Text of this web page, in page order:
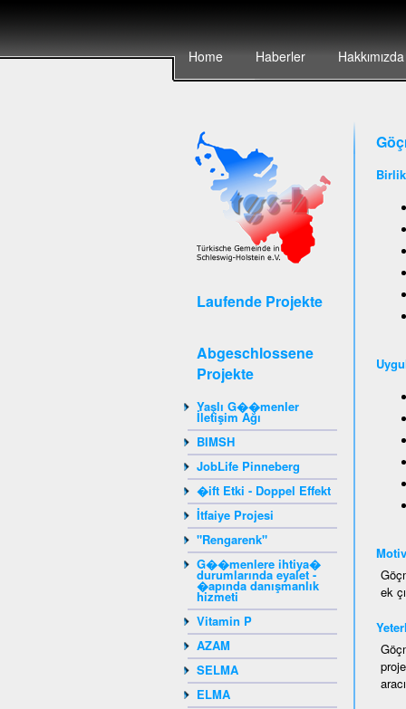
Home Haberler Hakkımızda
Laufende Projekte
Abgeschlossene
Projekte
Yaşlı G��menler
İletişim Ağı
BIMSH
JobLife Pinneberg
�ift Etki - Doppel Effekt
İtfaiye Projesi
"Rengarenk"
G��menlere ihtiya�
durumlarında eyalet -
�apında danışmanlık
hizmeti
Vitamin P
AZAM
SELMA
ELMA
ek